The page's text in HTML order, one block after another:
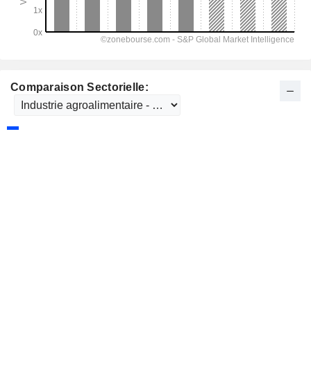
Comparaison Sectorielle: